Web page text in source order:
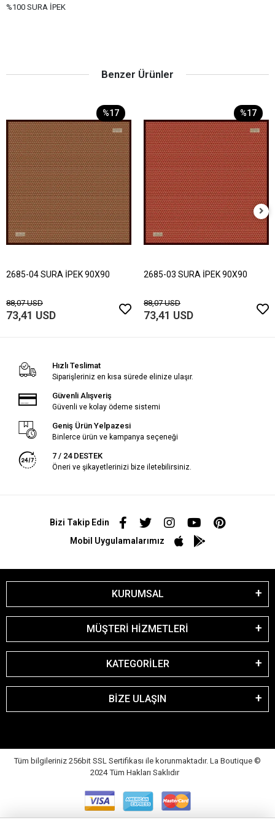
%100 SURA İPEK
Benzer Ürünler
%17
2685-04 SURA İPEK 90X90
88,07 USD
73,41 USD
%17
2685-03 SURA İPEK 90X90
88,07 USD
73,41 USD
Hızlı Teslimat
Siparişleriniz en kısa sürede elinize ulaşır.
Güvenli Alışveriş
Güvenli ve kolay ödeme sistemi
Geniş Ürün Yelpazesi
Binlerce ürün ve kampanya seçeneği
7 / 24 DESTEK
Öneri ve şikayetlerinizi bize iletebilirsiniz.
Bizi Takip Edin
Mobil Uygulamalarımız
KURUMSAL
MÜŞTERİ HİZMETLERİ
KATEGORİLER
BİZE ULAŞIN
Tüm bilgileriniz 256bit SSL Sertifikası ile korunmaktadır. La Boutique ©
2024 Tüm Hakları Saklıdır